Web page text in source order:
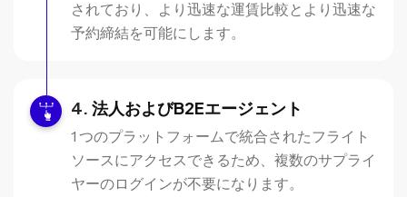
されており、より迅速な運賃比較とより迅速な
予約締結を可能にします。
法人およびB2Eエージェント
1 つのプラットフォームで統合されたフライト
ソースにアクセスできるため、複数のサプライ
ヤーのログインが不要になります。